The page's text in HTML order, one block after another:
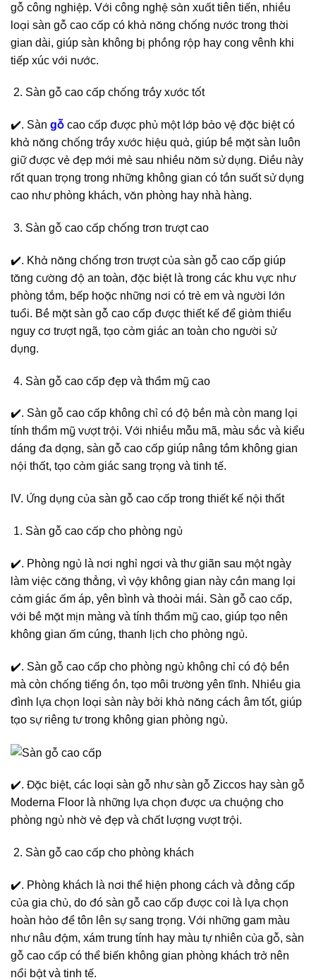
gỗ công nghiệp. Với công nghệ sản xuất tiên tiến, nhiều
loại sàn gỗ cao cấp có khả năng chống nước trong thời
gian dài, giúp sàn không bị phồng rộp hay cong vênh khi
tiếp xúc với nước.
Sàn gỗ cao cấp chống trầy xước tốt
✔️. Sàn gỗ cao cấp được phủ một lớp bảo vệ đặc biệt có
khả năng chống trầy xước hiệu quả, giúp bề mặt sàn luôn
giữ được vẻ đẹp mới mẻ sau nhiều năm sử dụng. Điều này
rất quan trọng trong những không gian có tần suất sử dụng
cao như phòng khách, văn phòng hay nhà hàng.
Sàn gỗ cao cấp chống trơn trượt cao
✔️. Khả năng chống trơn trượt của sàn gỗ cao cấp giúp
tăng cường độ an toàn, đặc biệt là trong các khu vực như
phòng tắm, bếp hoặc những nơi có trẻ em và người lớn
tuổi. Bề mặt sàn gỗ cao cấp được thiết kế để giảm thiểu
nguy cơ trượt ngã, tạo cảm giác an toàn cho người sử
dụng.
Sàn gỗ cao cấp đẹp và thẩm mỹ cao
✔️. Sàn gỗ cao cấp không chỉ có độ bền mà còn mang lại
tính thẩm mỹ vượt trội. Với nhiều mẫu mã, màu sắc và kiểu
dáng đa dạng, sàn gỗ cao cấp giúp nâng tầm không gian
nội thất, tạo cảm giác sang trọng và tinh tế.
IV. Ứng dụng của sàn gỗ cao cấp trong thiết kế nội thất
Sàn gỗ cao cấp cho phòng ngủ
✔️. Phòng ngủ là nơi nghỉ ngơi và thư giãn sau một ngày
làm việc căng thẳng, vì vậy không gian này cần mang lại
cảm giác ấm áp, yên bình và thoải mái. Sàn gỗ cao cấp,
với bề mặt mịn màng và tính thẩm mỹ cao, giúp tạo nên
không gian ấm cúng, thanh lịch cho phòng ngủ.
✔️. Sàn gỗ cao cấp cho phòng ngủ không chỉ có độ bền
mà còn chống tiếng ồn, tạo môi trường yên tĩnh. Nhiều gia
đình lựa chọn loại sàn này bởi khả năng cách âm tốt, giúp
tạo sự riêng tư trong không gian phòng ngủ.
✔️. Đặc biệt, các loại sàn gỗ như sàn gỗ Ziccos hay sàn gỗ
Moderna Floor là những lựa chọn được ưa chuộng cho
phòng ngủ nhờ vẻ đẹp và chất lượng vượt trội.
Sàn gỗ cao cấp cho phòng khách
✔️. Phòng khách là nơi thể hiện phong cách và đẳng cấp
của gia chủ, do đó sàn gỗ cao cấp được coi là lựa chọn
hoàn hảo để tôn lên sự sang trọng. Với những gam màu
như nâu đậm, xám trung tính hay màu tự nhiên của gỗ, sàn
gỗ cao cấp có thể biến không gian phòng khách trở nên
nổi bật và tinh tế.